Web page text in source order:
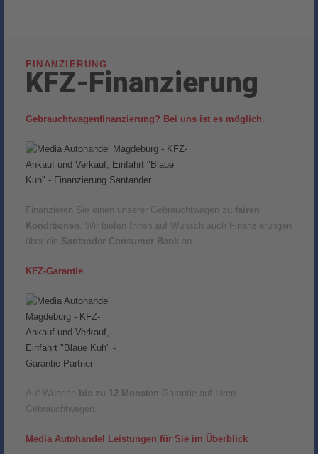
FINANZIERUNG
KFZ-Finanzierung
Gebrauchtwagenfinanzierung? Bei uns ist es möglich.
Finanzieren Sie einen unserer Gebrauchtwagen zu fairen
Konditionen. Wir bieten Ihnen auf Wunsch auch Finanzierungen
über die Santander Consumer Bank an.
KFZ-Garantie
Auf Wunsch bis zu 12 Monaten Garantie auf Ihren
Gebrauchtwagen.
Media Autohandel Leistungen für Sie im Überblick